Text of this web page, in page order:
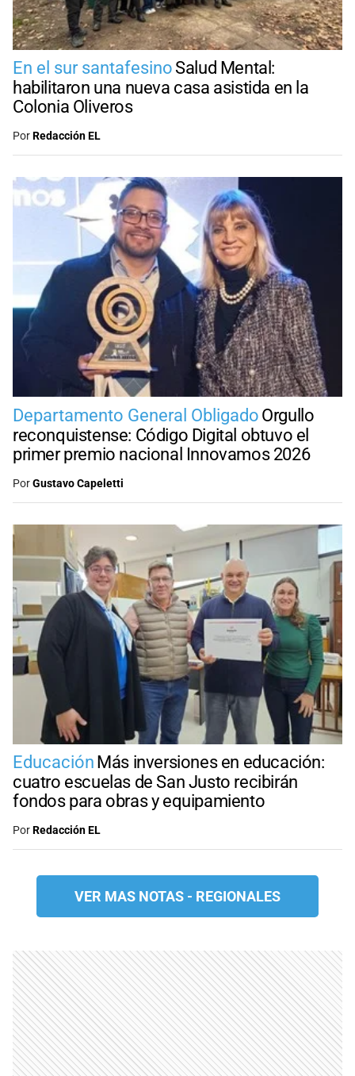
En el sur santafesino Salud Mental:
habilitaron una nueva casa asistida en la
Colonia Oliveros
PorRedacción EL
Departamento General Obligado Orgullo
reconquistense: Código Digital obtuvo el
primer premio nacional Innovamos 2026
PorGustavo Capeletti
Educación Más inversiones en educación:
cuatro escuelas de San Justo recibirán
fondos para obras y equipamiento
PorRedacción EL
VER MAS NOTAS - REGIONALES